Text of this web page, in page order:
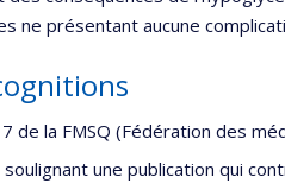
ne présentant aucune
de la FMSQ (Fédération des
une publication qui